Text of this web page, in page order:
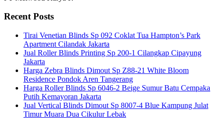
Recent Posts
Tirai Venetian Blinds Sp 092 Coklat Tua Hampton’s Park
Apartment Cilandak Jakarta
Jual Roller Blinds Printing Sp 200-1 Cilangkap Cipayung
Jakarta
Harga Zebra Blinds Dimout Sp Z88-21 White Bloom
Residence Pondok Aren Tangerang
Harga Roller Blinds Sp 6046-2 Beige Sumur Batu Cempaka
Putih Kemayoran Jakarta
Jual Vertical Blinds Dimout Sp 8007-4 Blue Kampung Julat
Timur Muara Dua Cikulur Lebak